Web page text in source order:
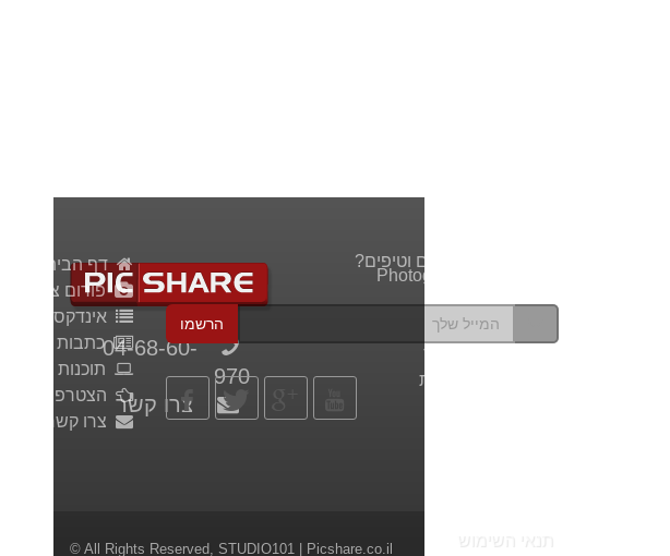
04-68-60-
970
צרו קשר
מדריכי וידאו
פיקשר בפייסבוק
הדפסה על קנבס
הדפסה על זכוכית
© All Rights Reserved, STUDIO101 | Picshare.co.il
דף הבית
פורום צילום
אינדקס צלמים
כתבות
תוכנות לצלמים
הצטרפו לאתר
צרו קשר
רוצים לקבל עדכונים וטיפים?
הרשמו